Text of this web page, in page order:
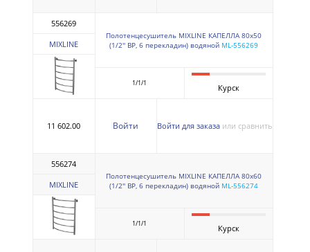
556269
MIXLINE
Полотенцесушитель MIXLINE КАПЕЛЛА 80х50
(1/2'' ВР, 6 перекладин) водяной ML-556269
1/1/1 Курск
11 602.00 Войти Войти для заказа или сравнить
556274
MIXLINE
Полотенцесушитель MIXLINE КАПЕЛЛА 80х60
(1/2'' ВР, 6 перекладин) водяной ML-556274
1/1/1 Курск